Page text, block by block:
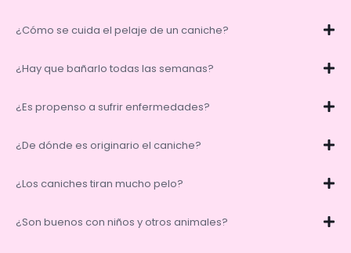
¿Cómo se cuida el pelaje de un caniche?
¿Hay que bañarlo todas las semanas?
¿Es propenso a sufrir enfermedades?
¿De dónde es originario el caniche?
¿Los caniches tiran mucho pelo?
¿Son buenos con niños y otros animales?